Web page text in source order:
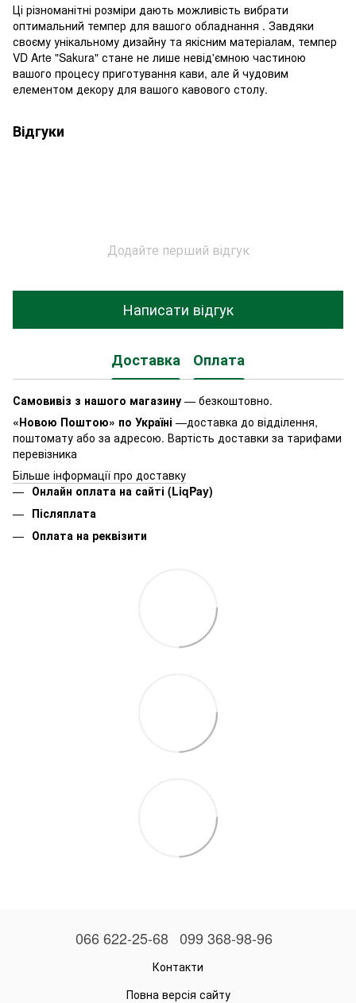
Ці різноманітні розміри дають можливість вибрати
оптимальний темпер для вашого обладнання . Завдяки
своєму унікальному дизайну та якісним матеріалам, темпер
VD Arte "Sakura" стане не лише невід'ємною частиною
вашого процесу приготування кави, але й чудовим
елементом декору для вашого кавового столу.
Відгуки
Додайте перший відгук
Написати відгук
Доставка Оплата
Самовивіз з нашого магазину — безкоштовно.
«Новою Поштою» по Україні —доставка до відділення,
поштомату або за адресою. Вартість доставки за тарифами
перевізника
Більше інформації про доставку
Онлайн оплата на сайті (LiqPay)
Післяплата
Оплата на реквізити
066 622-25-68 099 368-98-96
Контакти
Повна версія сайту